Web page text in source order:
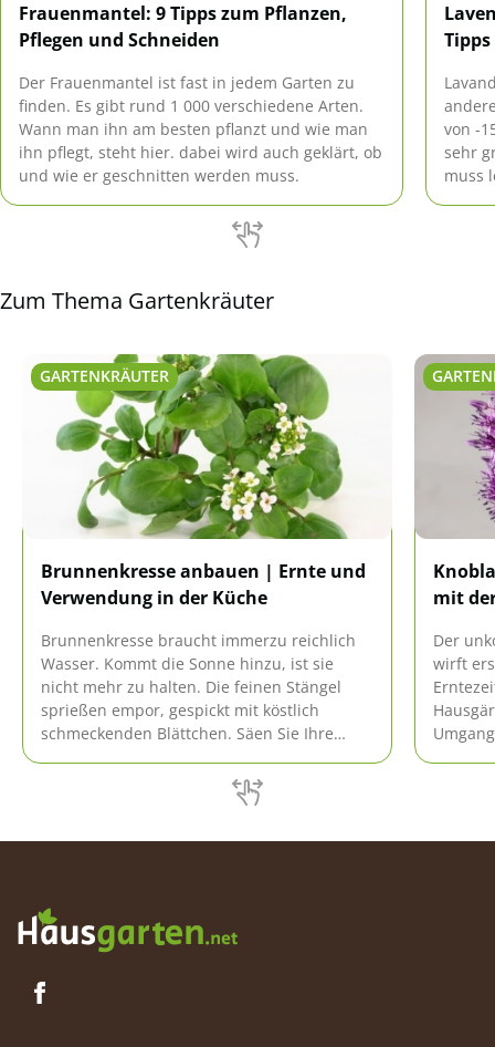
Frauenmantel: 9 Tipps zum Pflanzen,
Pflegen und Schneiden
Der Frauenmantel ist fast in jedem Garten zu
finden. Es gibt rund 1 000 verschiedene Arten.
Wann man ihn am besten pflanzt und wie man
ihn pflegt, steht hier. dabei wird auch geklärt, ob
und wie er geschnitten werden muss.
von -
sehr
muss
Zum Thema Gartenkräuter
GARTENKRÄUTER
Brunnenkresse anbauen | Ernte und
Verwendung in der Küche
Brunnenkresse braucht immerzu reichlich
Wasser. Kommt die Sonne hinzu, ist sie
nicht mehr zu halten. Die feinen Stängel
sprießen empor, gespickt mit köstlich
schmeckenden Blättchen. Säen Sie Ihre
Aroma allzeit beim Kochen parat.
mit
Der
wirft